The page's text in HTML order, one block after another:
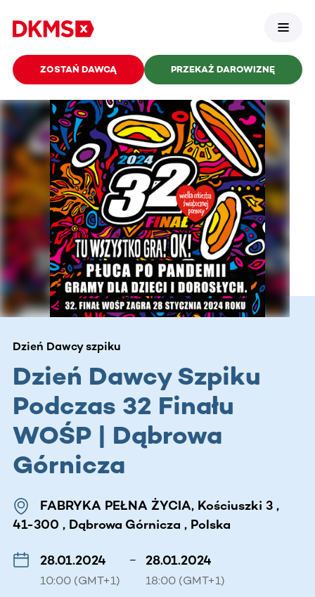
ZOSTAŃ DAWCĄ PRZEKAŻ DAROWIZNĘ
Dzień Dawcy szpiku
Dzień Dawcy Szpiku
Podczas 32 Finału
WOŚP | Dąbrowa
Górnicza
FABRYKA PEŁNA ŻYCIA, Kościuszki 3 ,
41-300 , Dąbrowa Górnicza , Polska
28.01.2024
10:00 (GMT+1)
– 28.01.2024
18:00 (GMT+1)